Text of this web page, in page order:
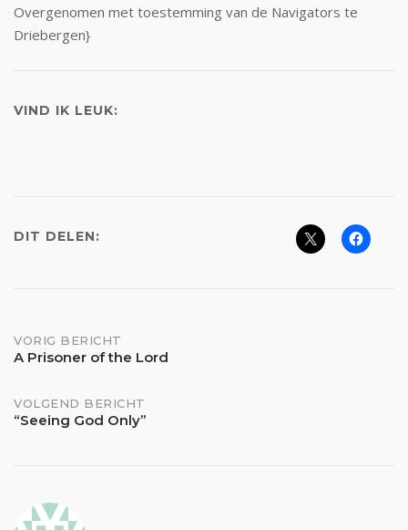
Overgenomen met toestemming van de Navigators te
Driebergen}
VIND IK LEUK:
DIT DELEN:
Bericht
VORIG BERICHT
A Prisoner of the Lord
VOLGEND BERICHT
“Seeing God Only”